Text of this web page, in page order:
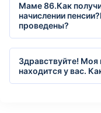
Маме 86.Как
начислении
проведены?
Здравствуйте! Моя
находится у вас.